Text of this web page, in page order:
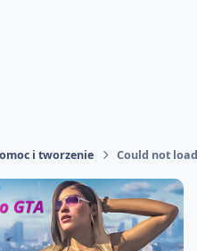
i tworzenie Could not